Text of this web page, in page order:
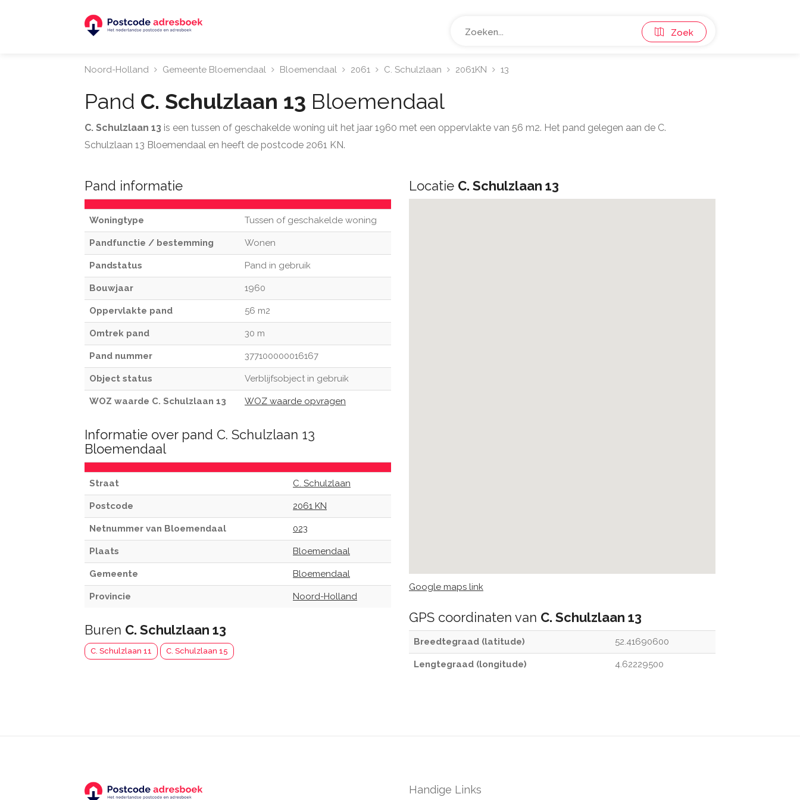
Zoek
Noord-Holland Gemeente Bloemendaal Bloemendaal 2061 C. Schulzlaan 2061KN 13
Pand C. Schulzlaan 13 Bloemendaal
C. Schulzlaan 13 is een tussen of geschakelde woning uit het jaar 1960 met een oppervlakte van 56 m2. Het pand gelegen aan de C.
Schulzlaan 13 Bloemendaal en heeft de postcode 2061 KN.
Pand informatie
Woningtype Tussen of geschakelde woning
Pandfunctie / bestemming Wonen
Pandstatus Pand in gebruik
Bouwjaar 1960
Oppervlakte pand 56 m2
Omtrek pand 30 m
Pand nummer 377100000016167
Object status Verblijfsobject in gebruik
WOZ waarde C. Schulzlaan 13 WOZ waarde opvragen
Informatie over pand C. Schulzlaan 13
Bloemendaal
Straat C. Schulzlaan
Postcode 2061 KN
Netnummer van Bloemendaal 023
Plaats Bloemendaal
Gemeente Bloemendaal
Provincie Noord-Holland
Buren C. Schulzlaan 13
C. Schulzlaan 11 C. Schulzlaan 15
Locatie C. Schulzlaan 13
Google maps link
GPS coordinaten van C. Schulzlaan 13
Breedtegraad (latitude) 52.41690600
Lengtegraad (longitude) 4.62229500
Handige Links